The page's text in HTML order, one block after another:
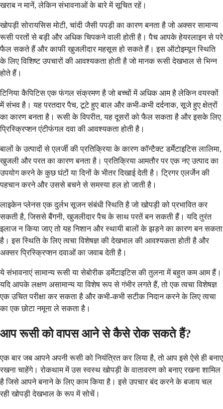
खराब न मानें, लेकिन संभावनाओं के बारे में सूचित रहें।
खोपड़ी सोरायसिस मोटी, चांदी जैसी पपड़ी का कारण बनता है जो अक्सर सामान्य
रूसी परतों से बड़ी और अधिक चिपकने वाली होती है। पैच आपके हेयरलाइन से परे
फैल सकते हैं और काफी खुजलीदार महसूस हो सकते हैं। इस ऑटोइम्यून स्थिति
के लिए विशिष्ट उपचारों की आवश्यकता होती है जो मानक रूसी देखभाल से भिन्न
होते हैं।
टिनिया कैपिटिस एक फंगल संक्रमण है जो बच्चों में अधिक आम है लेकिन वयस्कों
में संभव है। यह परतदार पैच, टूटे हुए बाल और कभी-कभी दर्दनाक, सूजे हुए क्षेत्रों
का कारण बनता है। रूसी के विपरीत, यह दूसरों को फैल सकता है और इसके लिए
प्रिस्क्रिप्शन एंटीफंगल दवा की आवश्यकता होती है।
बालों के उत्पादों से एलर्जी की प्रतिक्रिया के कारण कॉन्टैक्ट डर्मेटाइटिस लालिमा,
खुजली और परत का कारण बनता है। प्रतिक्रिया आमतौर पर एक नए उत्पाद का
उपयोग करने के कुछ घंटों या दिनों के भीतर दिखाई देती है। ट्रिगर एलर्जेन की
पहचान करने और उससे बचने से समस्या हल हो जाती है।
लाइकेन प्लेनस एक दुर्लभ सूजन संबंधी स्थिति है जो खोपड़ी को प्रभावित कर
सकती है, जिससे बैंगनी, खुजलीदार पैच के साथ परतें बन सकती हैं। यदि तुरंत
इलाज न किया जाए तो यह निशान और स्थायी बालों के झड़ने का कारण बन सकता
है। इस स्थिति के लिए त्वचा विशेषज्ञ की देखभाल की आवश्यकता होती है और
अक्सर प्रिस्क्रिप्शन दवाओं का जवाब देती है।
ये संभावनाएं सामान्य रूसी या सेबोरीक डर्मेटाइटिस की तुलना में बहुत कम आम हैं।
यदि आपके लक्षण असामान्य या विशेष रूप से गंभीर लगते हैं, तो एक त्वचा विशेषज्ञ
एक उचित परीक्षा कर सकता है और कभी-कभी सटीक निदान करने के लिए त्वचा
का एक छोटा नमूना ले सकता है।
आप रूसी को वापस आने से कैसे रोक सकते हैं?
एक बार जब आपने अपनी रूसी को नियंत्रित कर लिया है, तो आप इसे ऐसे ही बनाए
रखना चाहेंगे। रोकथाम में उस स्वस्थ खोपड़ी के वातावरण को बनाए रखना शामिल
है जिसे आपने बनाने के लिए काम किया है। इसे उपचार बंद करने के बजाय चल
रही खोपड़ी देखभाल के रूप में सोचें।